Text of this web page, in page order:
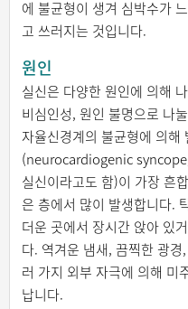
에 불균형이 생겨 심박수가
고 쓰러지는 것입니다.
원인
실신은 다양한 원인에 의해
비심인성, 원인 불명으로 나
자율신경계의 불균형에 의해
(neurocardiogenic
실신이라고도 함)이 가장 흔
은 층에서 많이 발생합니다.
더운 곳에서 장시간 앉아 있
다. 역겨운 냄새, 끔찍한 광
러 가지 외부 자극에 의해 미
납니다.